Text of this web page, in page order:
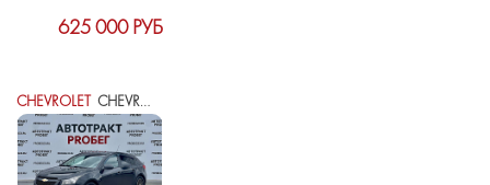
625 000 РУБ
CHEVROLET CHEVROLET CRUZE I